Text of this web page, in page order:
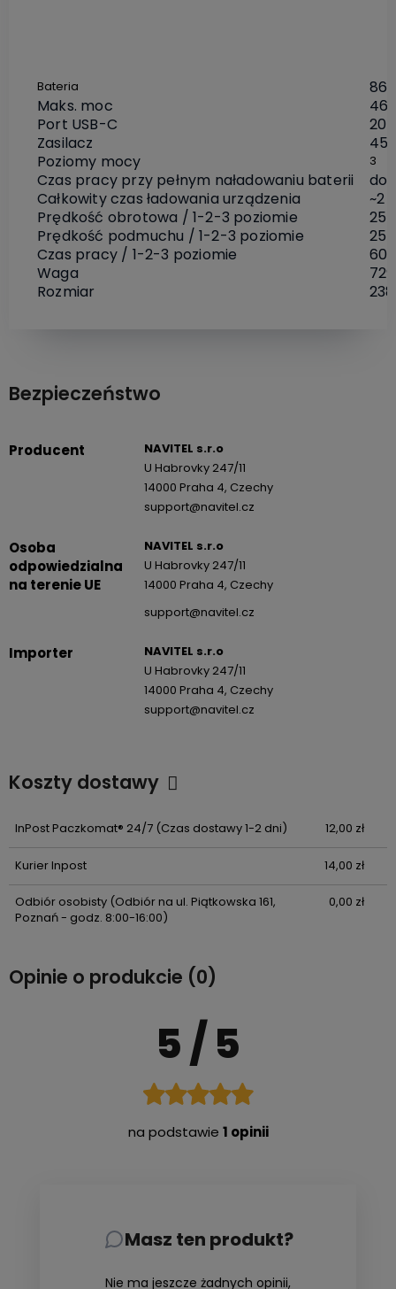
Bateria
Maks. moc
Port USB-C
20
Zasilacz
Poziomy mocy
3
Czas pracy przy pełnym naładowaniu baterii
do
Całkowity czas ładowania urządzenia
~2
Prędkość obrotowa / 1-2-3 poziomie
25
Prędkość podmuchu / 1-2-3 poziomie
25
Czas pracy / 1-2-3 poziomie
Waga
Rozmiar
Bezpieczeństwo
Producent
NAVITEL s.r.o
U Habrovky 247/11
14000 Praha 4, Czechy
support@navitel.cz
Osoba
odpowiedzialna
na terenie UE
NAVITEL s.r.o
U Habrovky 247/11
14000 Praha 4, Czechy
support@navitel.cz
Importer
NAVITEL s.r.o
U Habrovky 247/11
14000 Praha 4, Czechy
support@navitel.cz
Koszty dostawy
Cena nie zawiera ewentualnych kosztów płatności
InPost Paczkomat® 24/7(Czas dostawy 1-2 dni) 12,00 zł
Kurier Inpost 14,00 zł
Odbiór osobisty(Odbiór na ul. Piątkowska 161,
Poznań - godz. 8:00-16:00)
0,00 zł
Opinie o produkcie (0)
5/ 5
na podstawie 1 opinii
Masz ten produkt?
Nie ma jeszcze żadnych opinii,